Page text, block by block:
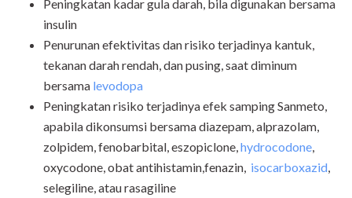
Peningkatan kadar gula darah, bila digunakan bersama
insulin
Penurunan efektivitas dan risiko terjadinya kantuk,
tekanan darah rendah, dan pusing, saat diminum
bersama levodopa
Peningkatan risiko terjadinya efek samping Sanmeto,
apabila dikonsumsi bersama diazepam, alprazolam,
zolpidem, fenobarbital, eszopiclone,hydrocodone,
oxycodone, obat antihistamin,fenazin, isocarboxazid,
selegiline, atau rasagiline